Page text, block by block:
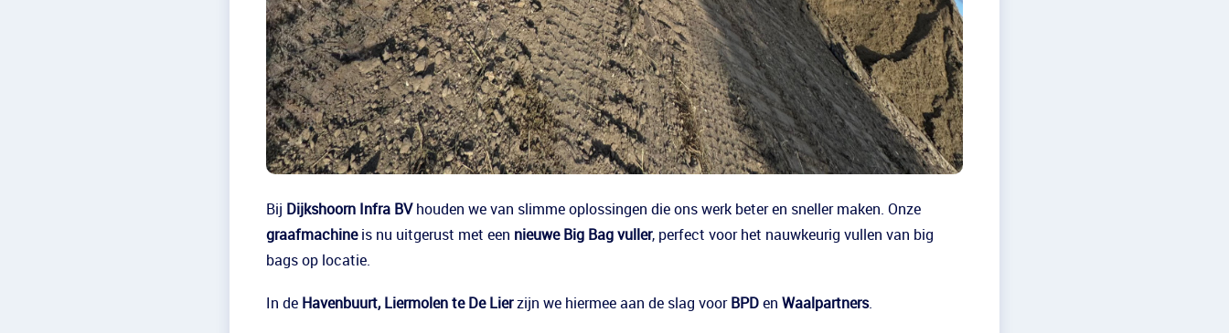
Bij Dijkshoorn Infra BVhouden we van slimme oplossingen die ons werk beter en sneller maken. Onze
graafmachineis nu uitgerust met een nieuwe Big Bag vuller, perfect voor het nauwkeurig vullen van big
bags op locatie.
In de Havenbuurt, Liermolen te De Lierzijn we hiermee aan de slag voorBPDen Waalpartners.